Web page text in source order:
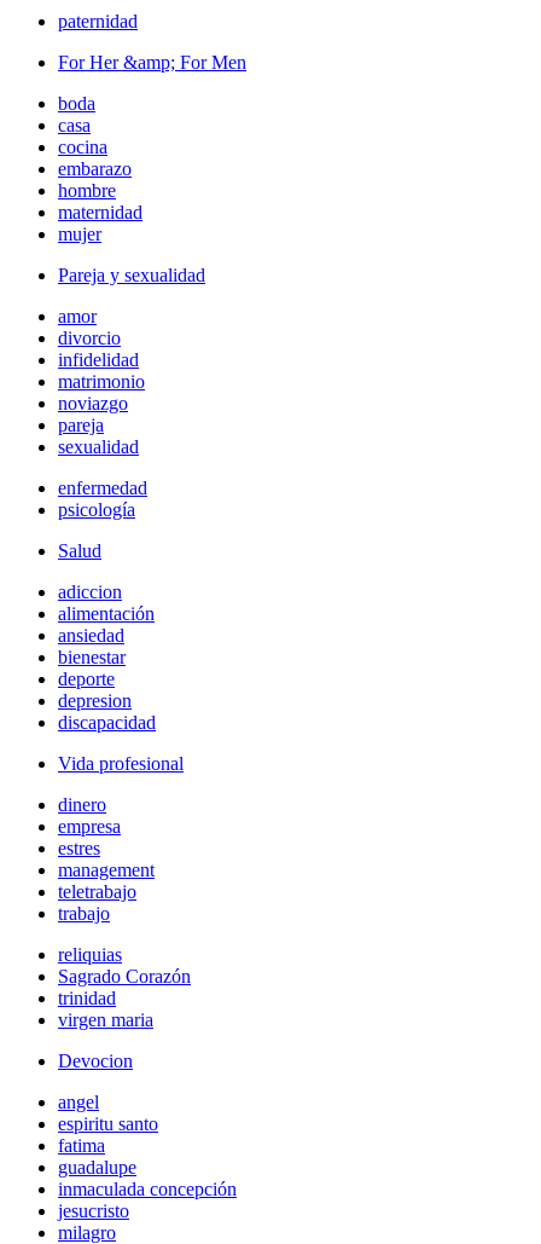
paternidad
For Her &amp; For Men
boda
casa
cocina
embarazo
hombre
maternidad
mujer
Pareja y sexualidad
amor
divorcio
infidelidad
matrimonio
noviazgo
pareja
sexualidad
enfermedad
psicología
Salud
adiccion
alimentación
ansiedad
bienestar
deporte
depresion
discapacidad
Vida profesional
dinero
empresa
estres
management
teletrabajo
trabajo
reliquias
Sagrado Corazón
trinidad
virgen maria
Devocion
angel
espiritu santo
fatima
guadalupe
inmaculada concepción
jesucristo
milagro